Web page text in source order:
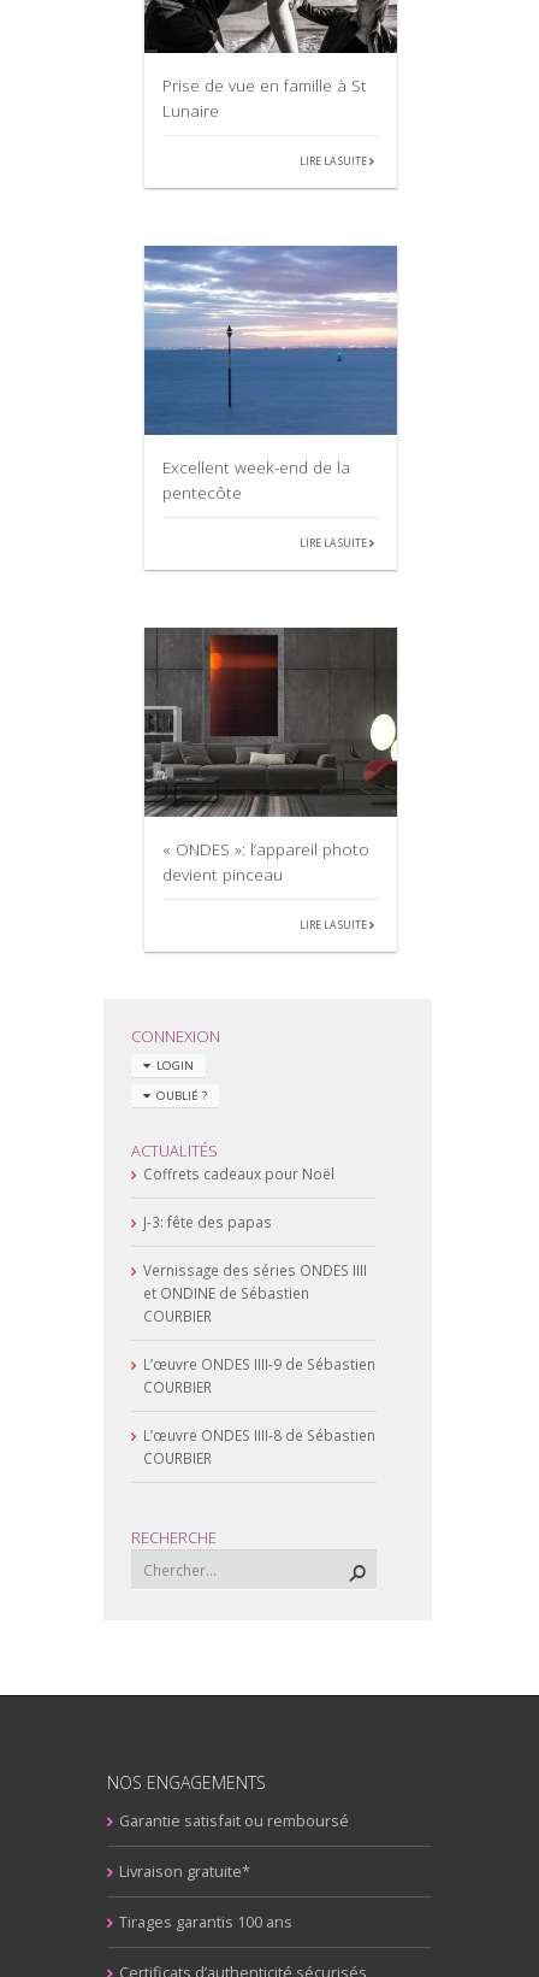
Prise de vue en famille à St
Lunaire
LIRE LA SUITE
Excellent week-end de la
pentecôte
LIRE LA SUITE
« ONDES »: l’appareil photo
devient pinceau
LIRE LA SUITE
CONNEXION
LOGIN
OUBLIÉ ?
ACTUALITÉS
Coffrets cadeaux pour Noël
J-3: fête des papas
Vernissage des séries ONDES IIII
et ONDINE de Sébastien
COURBIER
L’œuvre ONDES IIII-9 de Sébastien
COURBIER
L’œuvre ONDES IIII-8 de Sébastien
COURBIER
RECHERCHE
NOS ENGAGEMENTS
Garantie satisfait ou remboursé
Livraison gratuite*
Tirages garantis 100 ans
Certificats d’authenticité sécurisés